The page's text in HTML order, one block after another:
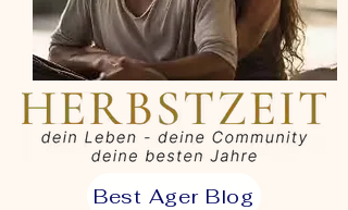
Best Ager Blog